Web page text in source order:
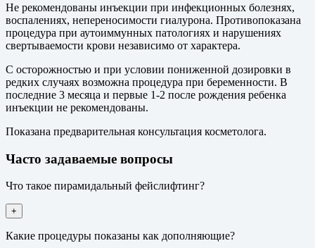
Не рекомендованы инъекции при инфекционных болезнях,
воспалениях, непереносимости гиалурона. Противопоказана
процедура при аутоиммунных патологиях и нарушениях
свертываемости крови независимо от характера.
С осторожностью и при условии пониженной дозировки в
редких случаях возможна процедура при беременности. В
последние 3 месяца и первые 1-2 после рождения ребенка
инъекции не рекомендованы.
Показана предварительная консультация косметолога.
Часто задаваемые вопросы
Что такое пирамидальный фейслифтинг?
+
Какие процедуры показаны как дополняющие?